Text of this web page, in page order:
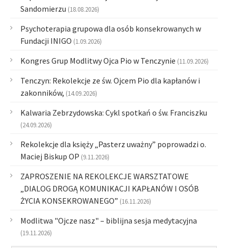
Sandomierzu (18.08.2026)
Psychoterapia grupowa dla osób konsekrowanych w
Fundacji INIGO (1.09.2026)
Kongres Grup Modlitwy Ojca Pio w Tenczynie (11.09.2026)
Tenczyn: Rekolekcje ze św. Ojcem Pio dla kapłanów i
zakonników, (14.09.2026)
Kalwaria Zebrzydowska: Cykl spotkań o św. Franciszku
(24.09.2026)
Rekolekcje dla księży „Pasterz uważny” poprowadzi o.
Maciej Biskup OP (9.11.2026)
ZAPROSZENIE NA REKOLEKCJE WARSZTATOWE
„DIALOG DROGĄ KOMUNIKACJI KAPŁANÓW I OSÓB
ŻYCIA KONSEKROWANEGO” (16.11.2026)
Modlitwa "Ojcze nasz" – biblijna sesja medytacyjna
(19.11.2026)